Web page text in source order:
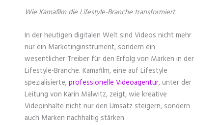
Wie Kamafilm die Lifestyle-Branche transformiert
In der heutigen digitalen Welt sind Videos nicht mehr
nur ein Marketinginstrument, sondern ein
wesentlicher Treiber für den Erfolg von Marken in der
Lifestyle-Branche. Kamafilm, eine auf Lifestyle
spezialisierte,professionelle Videoagentur, unter der
Leitung von Karin Malwitz, zeigt, wie kreative
Videoinhalte nicht nur den Umsatz steigern, sondern
auch Marken nachhaltig stärken.